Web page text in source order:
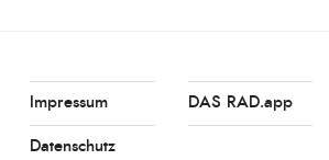
Impressum
Datenschutz
DAS RAD.app